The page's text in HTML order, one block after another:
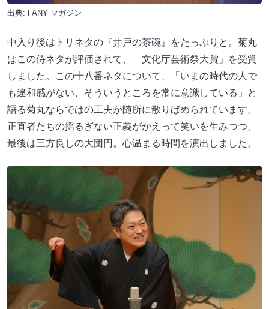
出典: FANY マガジン
中入り後はトリネタの『井戸の茶碗』をたっぷりと。菊丸
はこの侍ネタが評価されて、「文化庁芸術祭大賞」を受賞
しました。この十八番ネタについて、「いまの時代の人で
も違和感がない、そういうところを常に意識している」と
語る菊丸ならではの工夫が随所に散りばめられています。
正直者たちの揺るぎない正義がかえって笑いを生みつつ、
最後は三方良しの大団円。心温まる時間を演出しました。